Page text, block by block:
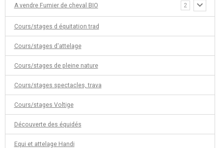
A vendre Fumier de cheval BIO 2
Cours/stages d équitation trad
Cours/stages d'attelage
Cours/stages de pleine nature
Cours/stages spectacles, trava
Cours/stages Voltige
Découverte des équidés
Equi et attelage Handi